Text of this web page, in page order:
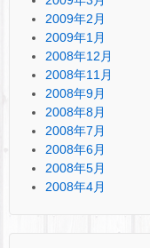
2009年2月
2009年1月
2008年12月
2008年11月
2008年9月
2008年8月
2008年7月
2008年6月
2008年5月
2008年4月